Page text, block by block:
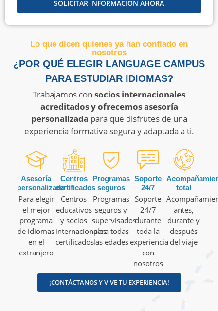
SOLICITAR INFORMACIÓN AHORA
Lo que dicen quienes ya han confiado en
nosotros
¿POR QUÉ ELEGIR LANGUAGE CAMPUS
PARA ESTUDIAR IDIOMAS?
Trabajamos con socios internacionales
acreditados y ofrecemos asesoría
personalizada para que disfrutes de una
experiencia formativa segura y adaptada a ti.
Asesoría
personalizada
Para elegir
el mejor
programa
de idiomas
en el
extranjero
Centros
certificados
Centros
educativos
y socios
internacionales
certificados
Programas
seguros
Programas
seguros y
supervisados
para todas
las edades
Soporte
24/7
Soporte
24/7
durante
toda la
experiencia
con
nosotros
total
antes,
durante y
después
del viaje
¡CONTÁCTANOS Y VIVE TU EXPERIENCIA!